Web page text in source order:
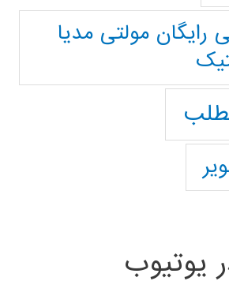
رایگان مولتی مدیا
یوتیوب